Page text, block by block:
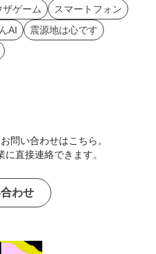
ザゲーム
スマートフォン
AI
震源地は心です
問い合わせはこちら。
直接連絡できます。
わせ